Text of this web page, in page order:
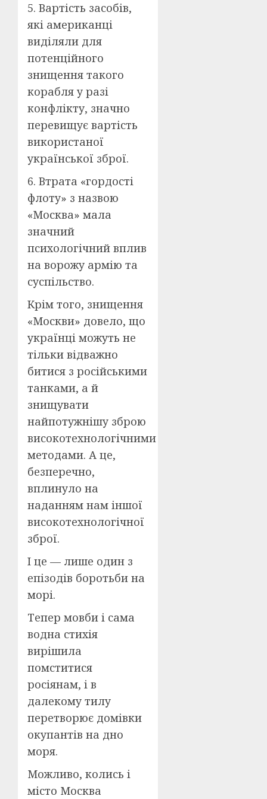
5. Вартість засобів,
які американці
виділяли для
потенційного
знищення такого
корабля у разі
конфлікту, значно
перевищує вартість
використаної
української зброї.
6. Втрата «гордості
флоту» з назвою
«Москва» мала
значний
психологічний вплив
на ворожу армію та
суспільство.
Крім того, знищення
«Москви» довело, що
українці можуть не
тільки відважно
битися з російськими
танками, а й
знищувати
найпотужнішу зброю
високотехнологічними
методами. А це,
безперечно,
вплинуло на
наданням нам іншої
високотехнологічної
зброї.
І це — лише один з
епізодів боротьби на
морі.
Тепер мовби і сама
водна стихія
вирішила
помститися
росіянам, і в
далекому тилу
перетворює домівки
окупантів на дно
моря.
Можливо, колись і
місто Москва